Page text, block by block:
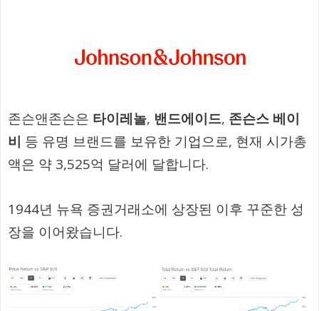
존슨앤존슨은 타이레놀, 밴드에이드, 존슨스 베이
비 등 유명 브랜드를 보유한 기업으로, 현재 시가총
액은 약 3,525억 달러에 달합니다.
1944년 뉴욕 증권거래소에 상장된 이후 꾸준한 성
장을 이어왔습니다.